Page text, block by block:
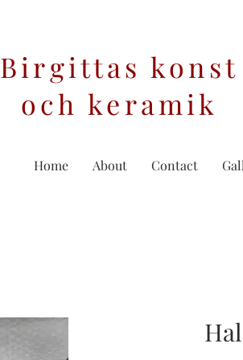
Birgittas konst
och keramik
Home About Contact